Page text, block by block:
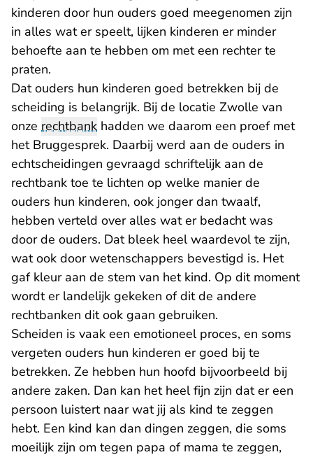
kinderen door hun ouders goed meegenomen zijn
in alles wat er speelt, lijken kinderen er minder
behoefte aan te hebben om met een rechter te
praten.
Dat ouders hun kinderen goed betrekken bij de
scheiding is belangrijk. Bij de locatie Zwolle van
onze rechtbank hadden we daarom een proef met
het Bruggesprek. Daarbij werd aan de ouders in
echtscheidingen gevraagd schriftelijk aan de
rechtbank toe te lichten op welke manier de
ouders hun kinderen, ook jonger dan twaalf,
hebben verteld over alles wat er bedacht was
door de ouders. Dat bleek heel waardevol te zijn,
wat ook door wetenschappers bevestigd is. Het
gaf kleur aan de stem van het kind. Op dit moment
wordt er landelijk gekeken of dit de andere
rechtbanken dit ook gaan gebruiken.
Scheiden is vaak een emotioneel proces, en soms
vergeten ouders hun kinderen er goed bij te
betrekken. Ze hebben hun hoofd bijvoorbeeld bij
andere zaken. Dan kan het heel fijn zijn dat er een
persoon luistert naar wat jij als kind te zeggen
hebt. Een kind kan dan dingen zeggen, die soms
moeilijk zijn om tegen papa of mama te zeggen,